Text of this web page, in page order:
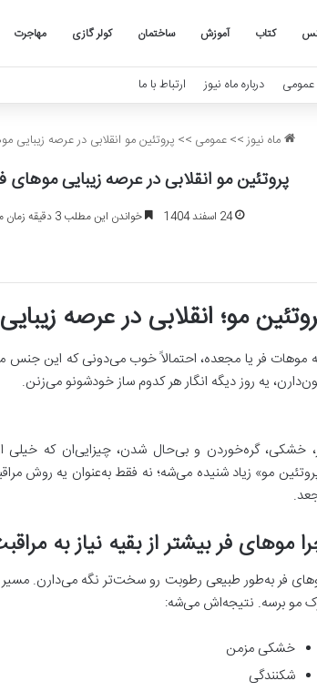
کتاب آموزش ساختمان کولر گازی مهاجرت
عمومی درباره ماه نیوز ارتباط با ما
ماه نیوز>>عمومی >> پروتئین مو انقلابی در عرصه زیبایی
پروتئین مو انقلابی در عرصه زیبایی
24 اسفند 1404 خواندن این مطلب 3 دقیقه زمان میبرد
مو؛ انقلابی در عرصه
موهات فر یا مجعده، احتمالاً خوب می‌دونی که این جنس
یه روز دیگه انگار هر کدوم ساز خودشونو می‌زنن.
خشکی، گره‌خوردن و بی‌حال شدن، چیزایی‌ان که خیلی
مو» زیاد شنیده می‌شه؛ نه فقط به‌عنوان یه روش
موهای فر بیشتر از بقیه نیاز به
فر به‌طور طبیعی رطوبت رو سخت‌تر نگه می‌دارن.
مو برسه. نتیجه‌اش می‌شه:
خشکی مزمن
شکنندگی